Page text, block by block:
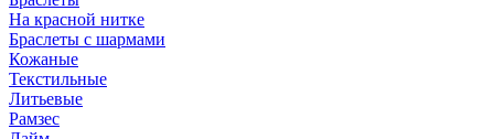
На красной нитке
Браслеты с шармами
Кожаные
Текстильные
Литьевые
Рамзес